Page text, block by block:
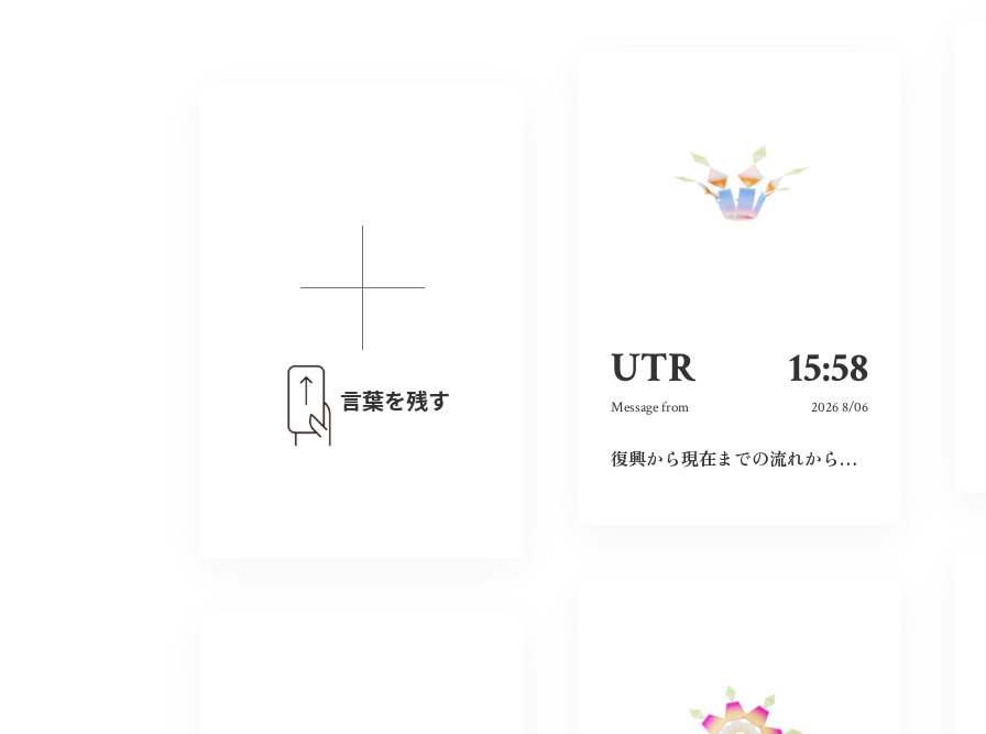
言葉を残す
UTR 15:58
Message from 2026 8/06
復興から現在までの流れから、広島という場所の力強さを感じた。